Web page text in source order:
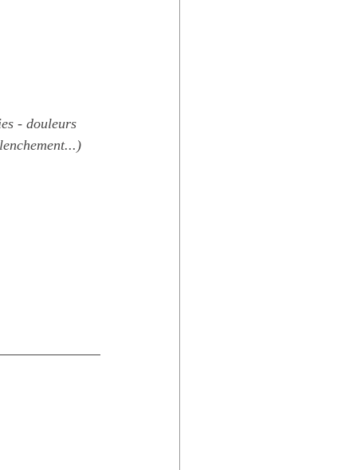
- douleurs